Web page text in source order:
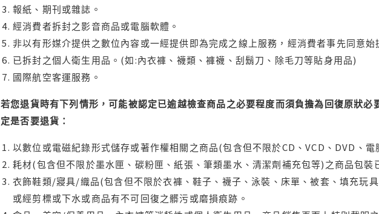
報紙、期刊或雜誌。
經消費者拆封之影音商品或電腦軟體。
非以有形媒介提供之數位內容或一經提供即為完成之線上服務，經消費者事先同意
已拆封之個人衛生用品。(如:內衣褲、襪類、褲襪、刮鬍刀、除毛刀等貼身用品)
國際航空客運服務。
若您退貨時有下列情形，可能被認定已逾越檢查商品之必要程度而須負擔為回復原狀
定是否要退貨：
以數位或電磁紀錄形式儲存或著作權相關之商品(包含但不限於CD、VCD、DVD、
耗材(包含但不限於墨水匣、碳粉匣、紙張、筆類墨水、清潔劑補充包等)之商品包
衣飾鞋類/寢具/織品(包含但不限於衣褲、鞋子、襪子、泳裝、床單、被套、填充玩
或經剪標或下水或商品有不可回復之髒污或磨損痕跡。